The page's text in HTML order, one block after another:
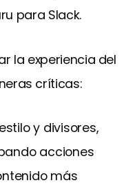
para Slack.
la experiencia del
críticas:
y divisores,
acciones
más